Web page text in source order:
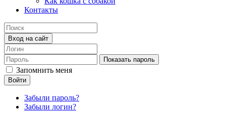
Контакты
Вход на сайт
Показать пароль
Запомнить меня
Войти
Забыли пароль?
Забыли логин?